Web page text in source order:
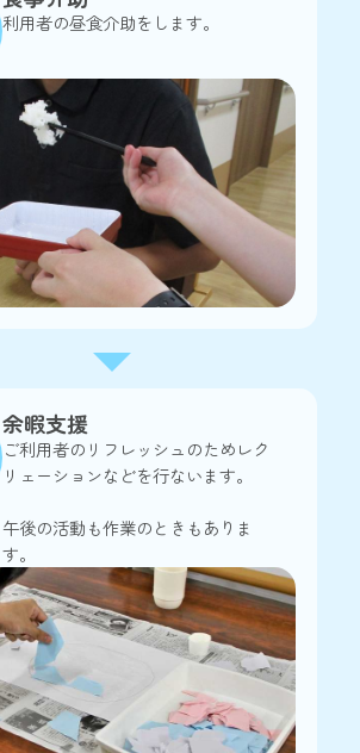
利用者の昼食介助をします。
余暇支援
ご利用者のリフレッシュのためレク
リェーションなどを行ないます。
午後の活動も作業のときもありま
す。